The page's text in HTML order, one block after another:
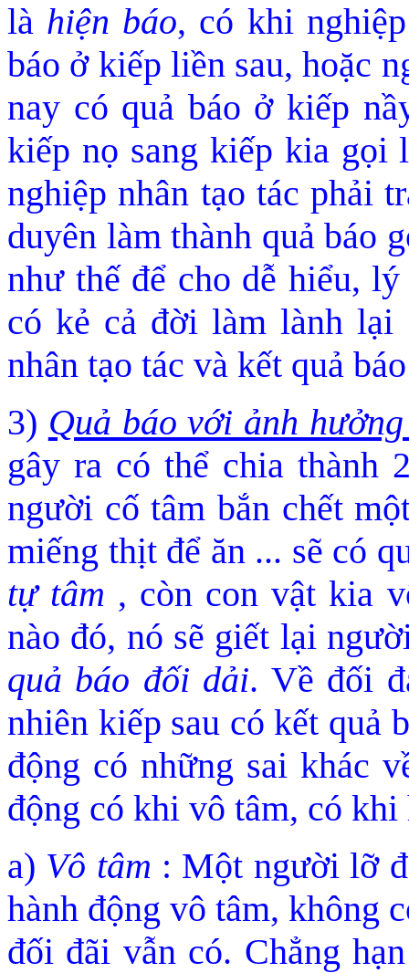
là hiện báo, có khi
báo ở kiếp liền sau, hoặc
nay có quả báo ở kiếp
kiếp nọ sang kiếp kia gọi
nghiệp nhân tạo tác phải
duyên làm thành quả báo
như thế để cho dễ hiểu,
có kẻ cả đời làm lành lại
nhân tạo tác và kết quả
3) Quả báo với ảnh
gây ra có thể chia thành
người cố tâm bắn chết
miếng thịt để ăn ... sẽ có
tự tâm , còn con vật kia
nào đó, nó sẽ giết lại
quả báo đối dải. Về đối
nhiên kiếp sau có kết quả
động có những sai khác
động có khi vô tâm, có khi
a) Vô tâm : Một người lỡ
hành động vô tâm, không
đối đãi vẫn có. Chẳng